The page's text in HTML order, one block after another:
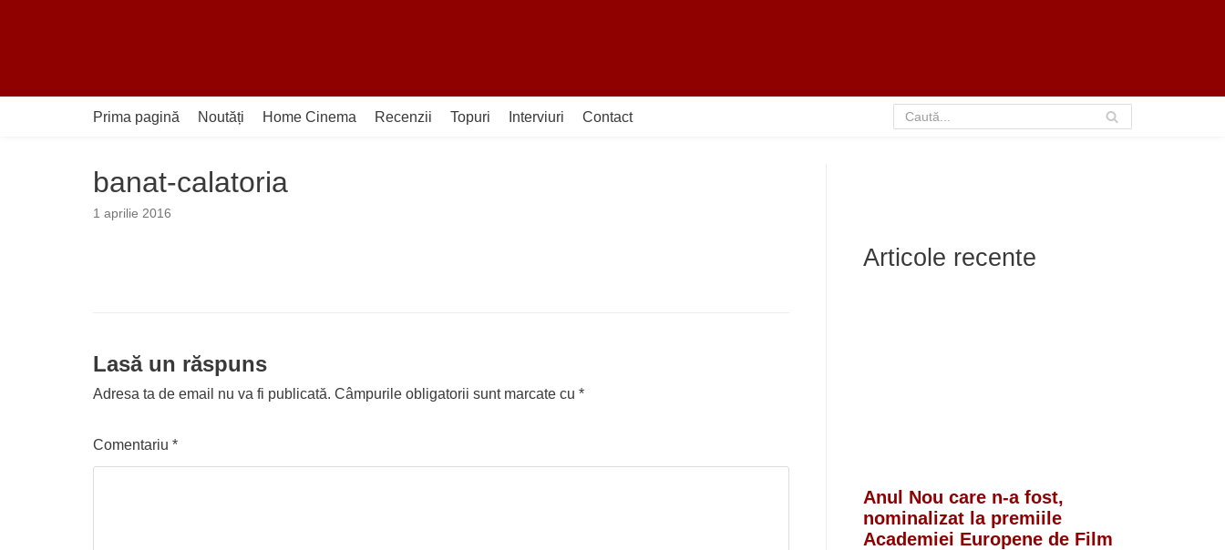
conținut
Prima pagină
Noutăți Home Cinema Recenzii Topuri Interviuri Contact
banat-calatoria
1 aprilie 2016
Lasă un răspuns
Adresa ta de email nu va fi publicată. Câmpurile obligatorii sunt marcate cu *
Comentariu *
Articole recente
Anul Nou care n-a fost,
nominalizat la premiile
Academiei Europene de Film